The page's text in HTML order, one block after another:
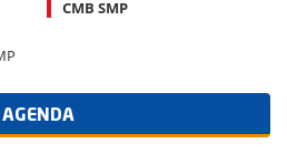
CMB SMP
AGENDA